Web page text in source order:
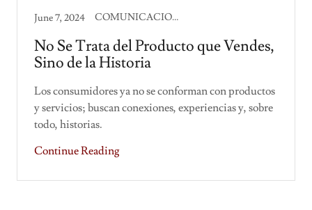
June 7, 2024 COMUNICACION CORPORATIVA, PRODUCTIVIDAD
No Se Trata del Producto que Vendes,
Sino de la Historia
Los consumidores ya no se conforman con productos
y servicios; buscan conexiones, experiencias y, sobre
todo, historias.
Continue Reading